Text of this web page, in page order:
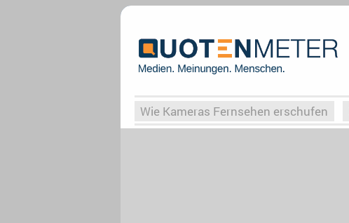
Wie Kameras Fernsehen erschufen